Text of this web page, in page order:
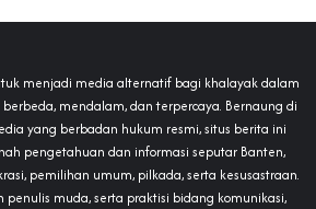
menjadi media alternatif bagi khalayak dalam
mendalam, dan terpercaya. Bernaung di
yang berbadan hukum resmi, situs berita ini
pengetahuan dan informasi seputar Banten,
pemilihan umum, pilkada, serta kesusastraan.
penulis muda, serta praktisi bidang komunikasi,